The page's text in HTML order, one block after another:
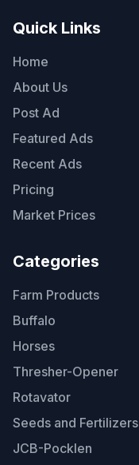
Quick Links
Home
About Us
Post Ad
Featured Ads
Recent Ads
Pricing
Market Prices
Categories
Farm Products
Buffalo
Horses
Thresher-Opener
Rotavator
Seeds and Fertilizers
JCB-Pocklen